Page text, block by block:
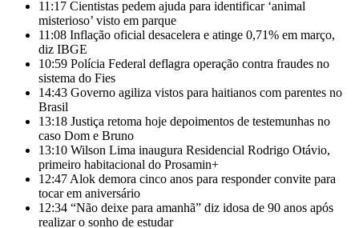
11:17 Cientistas pedem ajuda para identificar ‘animal
misterioso’ visto em parque
11:08 Inflação oficial desacelera e atinge 0,71% em março,
diz IBGE
10:59 Polícia Federal deflagra operação contra fraudes no
sistema do Fies
14:43 Governo agiliza vistos para haitianos com parentes no
Brasil
13:18 Justiça retoma hoje depoimentos de testemunhas no
caso Dom e Bruno
13:10 Wilson Lima inaugura Residencial Rodrigo Otávio,
primeiro habitacional do Prosamin+
12:47 Alok demora cinco anos para responder convite para
tocar em aniversário
12:34 “Não deixe para amanhã” diz idosa de 90 anos após
realizar o sonho de estudar